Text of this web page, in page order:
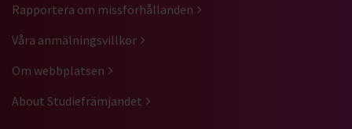
Rapportera om missförhållanden
Våra anmälningsvillkor
Om webbplatsen
About Studiefrämjandet